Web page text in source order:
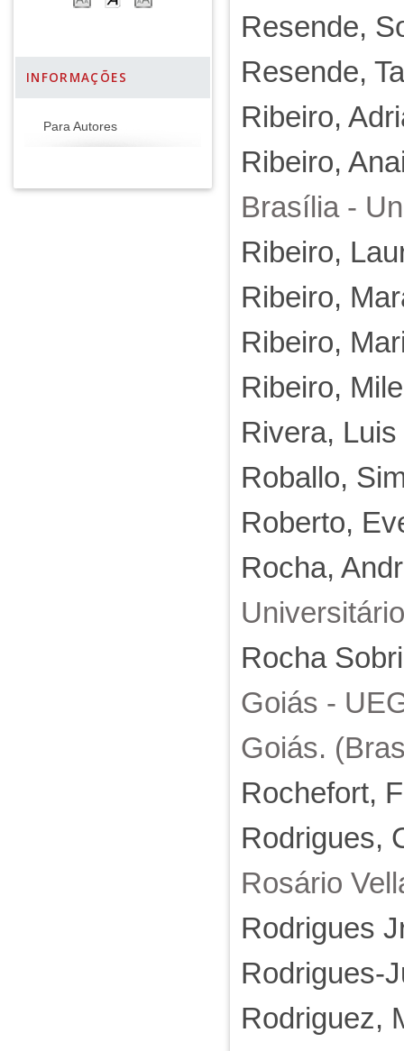
INFORMAÇÕES
Para Autores
Resende,
Resende,
Ribeiro,
Ribeiro,
Brasília -
Ribeiro,
Ribeiro,
Ribeiro,
Ribeiro,
Rivera,
Roballo,
Roberto,
Rocha,
Rocha
Goiás -
Goiás.
Rochefort,
Rodrigues,
Rosário
Rodrigues
Rodrigues-
Rodriguez,